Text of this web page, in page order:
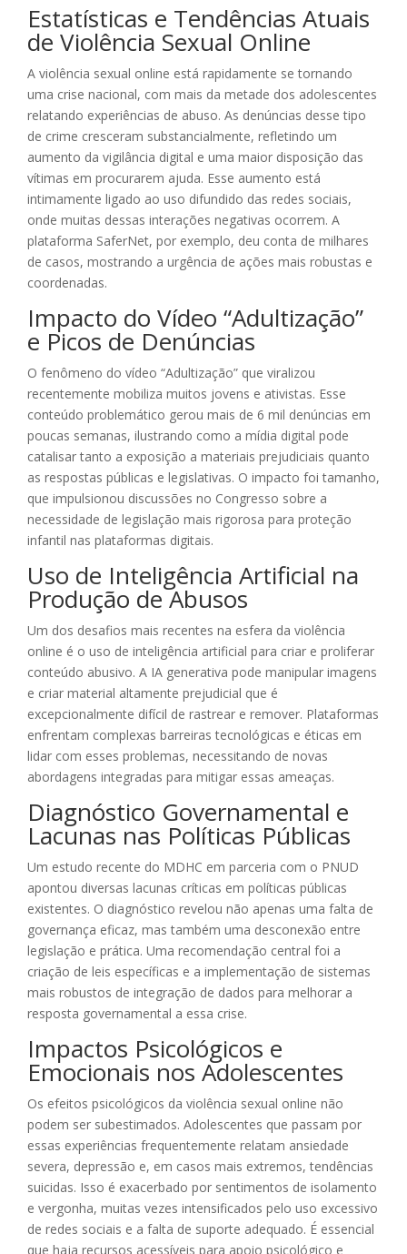
Estatísticas e Tendências Atuais
de Violência Sexual Online
A violência sexual online está rapidamente se tornando
uma crise nacional, com mais da metade dos adolescentes
relatando experiências de abuso. As denúncias desse tipo
de crime cresceram substancialmente, refletindo um
aumento da vigilância digital e uma maior disposição das
vítimas em procurarem ajuda. Esse aumento está
intimamente ligado ao uso difundido das redes sociais,
onde muitas dessas interações negativas ocorrem. A
plataforma SaferNet, por exemplo, deu conta de milhares
de casos, mostrando a urgência de ações mais robustas e
coordenadas.
Impacto do Vídeo “Adultização”
e Picos de Denúncias
O fenômeno do vídeo “Adultização” que viralizou
recentemente mobiliza muitos jovens e ativistas. Esse
conteúdo problemático gerou mais de 6 mil denúncias em
poucas semanas, ilustrando como a mídia digital pode
catalisar tanto a exposição a materiais prejudiciais quanto
as respostas públicas e legislativas. O impacto foi tamanho,
que impulsionou discussões no Congresso sobre a
necessidade de legislação mais rigorosa para proteção
infantil nas plataformas digitais.
Uso de Inteligência Artificial na
Produção de Abusos
Um dos desafios mais recentes na esfera da violência
online é o uso de inteligência artificial para criar e proliferar
conteúdo abusivo. A IA generativa pode manipular imagens
e criar material altamente prejudicial que é
excepcionalmente difícil de rastrear e remover. Plataformas
enfrentam complexas barreiras tecnológicas e éticas em
lidar com esses problemas, necessitando de novas
abordagens integradas para mitigar essas ameaças.
Diagnóstico Governamental e
Lacunas nas Políticas Públicas
Um estudo recente do MDHC em parceria com o PNUD
apontou diversas lacunas críticas em políticas públicas
existentes. O diagnóstico revelou não apenas uma falta de
governança eficaz, mas também uma desconexão entre
legislação e prática. Uma recomendação central foi a
criação de leis específicas e a implementação de sistemas
mais robustos de integração de dados para melhorar a
resposta governamental a essa crise.
Impactos Psicológicos e
Emocionais nos Adolescentes
Os efeitos psicológicos da violência sexual online não
podem ser subestimados. Adolescentes que passam por
essas experiências frequentemente relatam ansiedade
severa, depressão e, em casos mais extremos, tendências
suicidas. Isso é exacerbado por sentimentos de isolamento
e vergonha, muitas vezes intensificados pelo uso excessivo
de redes sociais e a falta de suporte adequado. É essencial
que haja recursos acessíveis para apoio psicológico e